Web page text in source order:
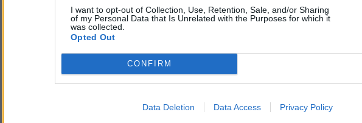
I want to opt-out of Collection, Use, Retention, Sale, and/or Sharing
of my Personal Data that Is Unrelated with the Purposes for which it
was collected.
Opted Out
CONFIRM
Data Deletion Data Access Privacy Policy